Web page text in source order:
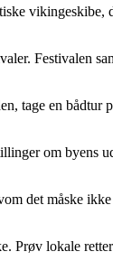
Festivalen
tage en bådtur
om byens
det måske
Prøv lokale